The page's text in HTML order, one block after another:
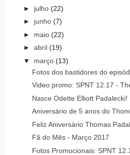
► julho (22)
► junho (7)
► maio (22)
► abril (19)
▼ março (13)
Fotos dos bastidores do
Video promo: SPNT 12.17 -
Nasce Odette Elliott Padalecki!
Aniversário de 5 anos do
Feliz Aniversário Thomas
Fã do Mês - Março 2017
Fotos Promocionais: SPNT